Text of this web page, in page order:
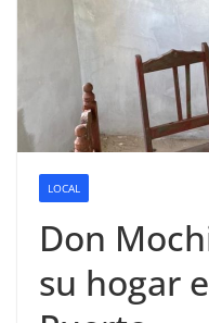
LOCAL
Don
su hogar